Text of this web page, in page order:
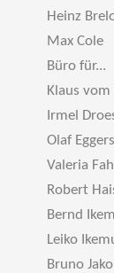
Heinz
Max Cole
Büro für...
Klaus vom
Irmel
Olaf
Valeria
Robert
Bernd
Leiko
Bruno